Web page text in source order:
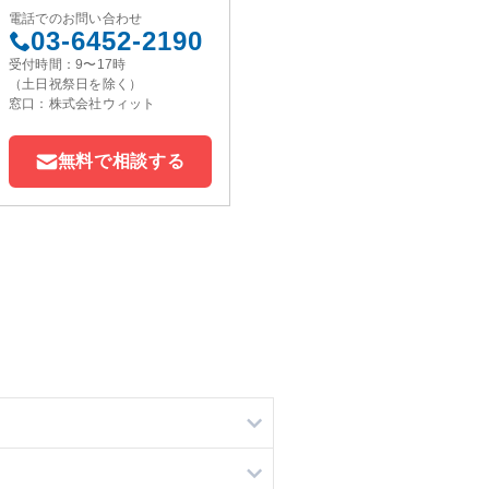
電話でのお問い合わせ
03-6452-2190
受付時間：9〜17時
（土日祝祭日を除く）
窓口：株式会社ウィット
無料で相談する